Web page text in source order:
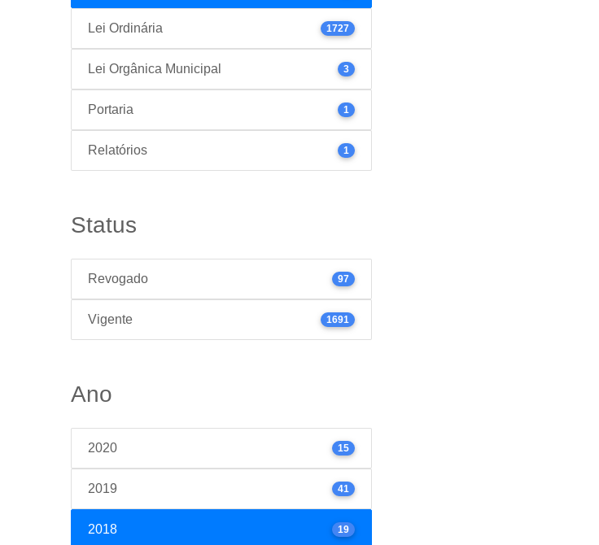
Lei Ordinária 1727
Lei Orgânica Municipal 3
Portaria 1
Relatórios 1
Status
Revogado 97
Vigente 1691
Ano
2020 15
2019 41
2018 19